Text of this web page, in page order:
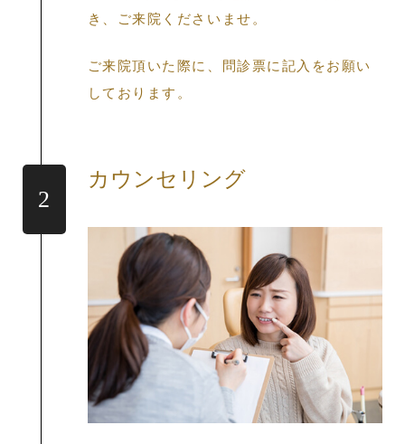
き、ご来院くださいませ。
ご来院頂いた際に、問診票に記入をお願い
しております。
カウンセリング